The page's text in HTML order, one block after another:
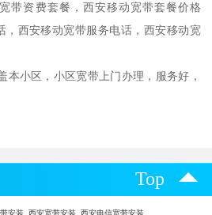
带资费套餐，西安移动宽带套餐价格
，西安移动宽带服务电话，西安移动宽
本小区，小区宽带上门办理，服务好，
Top
安装 西安宽带安装 西安电信宽带安装